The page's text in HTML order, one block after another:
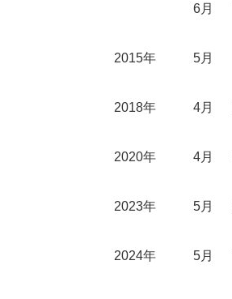
6月
2015年 5月
2018年 4月
2020年 4月
2023年 5月
2024年 5月